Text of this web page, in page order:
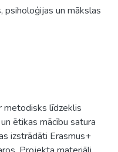
un mākslas
metodisks līdzeklis
ētikas mācību satura
izstrādāti Erasmus+